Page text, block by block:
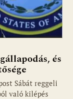
és
Sábát reggeli
való kilépés